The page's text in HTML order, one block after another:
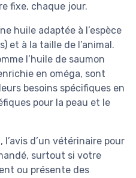
fixe, chaque jour.
huile adaptée à l’espèce
et à la taille de l’animal.
l’huile de saumon
en oméga, sont
besoins spécifiques en
pour la peau et le
d’un vétérinaire pour
surtout si votre
ou présente des